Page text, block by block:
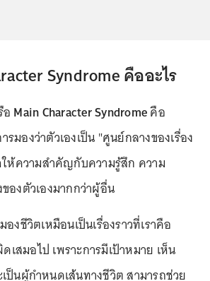
Syndrome คืออะไร
Main Character Syndromeคือ
มองว่าตัวเองเป็น "ศูนย์กลางของเรื่อง
ห้ความสำคัญกับความรู้สึก ความ
องตัวเองมากกว่าผู้อื่น
งชีวิตเหมือนเป็นเรื่องราวที่เราคือ
ดเสมอไป เพราะการมีเป้าหมาย เห็น
ป็นผู้กำหนดเส้นทางชีวิต สามารถช่วย